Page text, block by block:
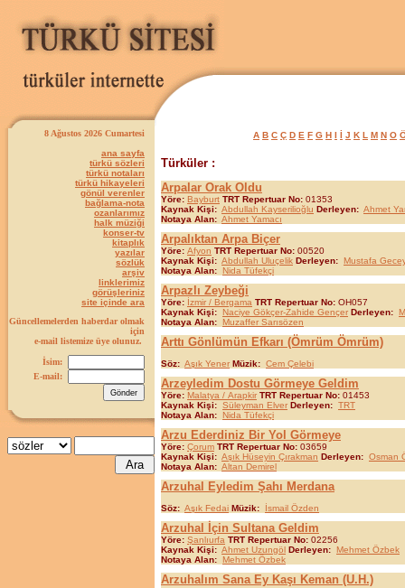
8 Ağustos 2026 Cumartesi
ana sayfa
türkü sözleri
türkü notaları
türkü hikayeleri
gönül verenler
bağlama-nota
ozanlarımız
halk müziği
konser-tv
kitaplık
yazılar
sözlük
arşiv
linklerimiz
görüşleriniz
site içinde ara
Güncellemelerden haberdar olmak
için
e-mail listemize üye olunuz.
İsim:
E-mail:
A B C Ç D E F G H I İ J K L M N O
Türküler :
Arpalar Orak Oldu
Yöre: Bayburt TRT Repertuar No: 01353
Kaynak Kişi: Abdullah Kayserilioğlu Derleyen: Ahmet
Notaya Alan: Ahmet Yamacı
Arpalıktan Arpa Biçer
Yöre: Afyon TRT Repertuar No: 00520
Kaynak Kişi: Abdullah Uluçelik Derleyen: Mustafa
Notaya Alan: Nida Tüfekçi
Arpazlı Zeybeği
Yöre: İzmir / Bergama TRT Repertuar No: OH057
Kaynak Kişi: Naciye Gökçer-Zahide Gençer Derleyen:
Notaya Alan: Muzaffer Sarısözen
Arttı Gönlümün Efkarı (Ömrüm Ömrüm)
Söz: Aşık Yener Müzik: Cem Çelebi
Arzeyledim Dostu Görmeye Geldim
Yöre: Malatya / Arapkir TRT Repertuar No: 01453
Kaynak Kişi: Süleyman Elver Derleyen: TRT
Notaya Alan: Nida Tüfekçi
Arzu Ederdiniz Bir Yol Görmeye
Yöre: Çorum TRT Repertuar No: 03659
Kaynak Kişi: Aşık Hüseyin Çırakman Derleyen: Osman
Notaya Alan: Altan Demirel
Arzuhal Eyledim Şahı Merdana
Söz: Aşık Fedai Müzik: İsmail Özden
Arzuhal İçin Sultana Geldim
Yöre: Şanlıurfa TRT Repertuar No: 02256
Kaynak Kişi: Ahmet Uzungöl Derleyen: Mehmet Özbek
Notaya Alan: Mehmet Özbek
Arzuhalım Sana Ey Kaşı Keman (U.H.)